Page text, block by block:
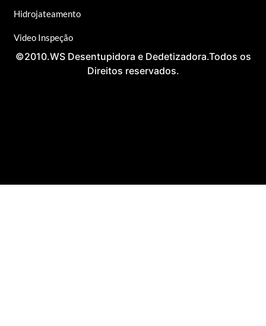
Hidrojateamento
Video Inspeção
©2010.WS Desentupidora e Dedetizadora.Todos os
Direitos reservados.